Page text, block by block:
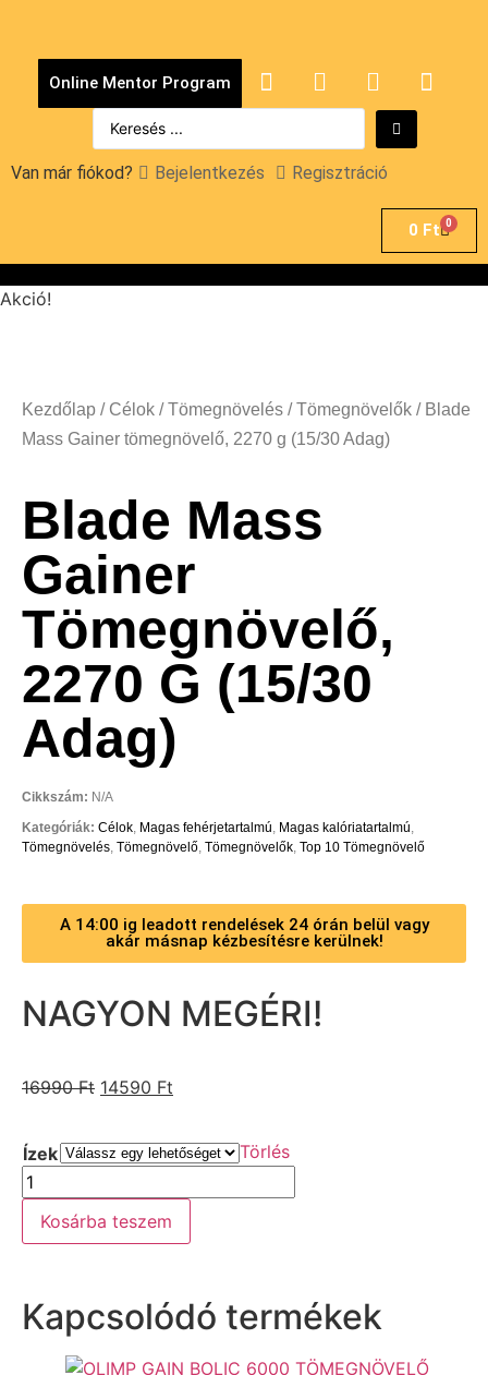
Online Mentor Program
Van már fiókod? Bejelentkezés Regisztráció
0 Ft 0
Akció!
Kezdőlap / Célok /Tömegnövelés /Tömegnövelők / Blade
Mass Gainer tömegnövelő, 2270 g (15/30 Adag)
Blade Mass
Gainer
Tömegnövelő,
2270 G (15/30
Adag)
Cikkszám: N/A
Kategóriák: Célok, Magas fehérjetartalmú, Magas kalóriatartalmú,
Tömegnövelés, Tömegnövelő, Tömegnövelők, Top 10 Tömegnövelő
A 14:00 ig leadott rendelések 24 órán belül vagy
akár másnap kézbesítésre kerülnek!
NAGYON MEGÉRI!
16990Ft 14590 Ft
Ízek Törlés
Kosárba teszem
Kapcsolódó termékek